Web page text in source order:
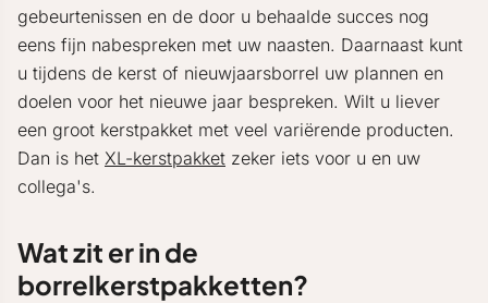
gebeurtenissen en de door u behaalde succes nog
eens fijn nabespreken met uw naasten. Daarnaast kunt
u tijdens de kerst of nieuwjaarsborrel uw plannen en
doelen voor het nieuwe jaar bespreken. Wilt u liever
een groot kerstpakket met veel variërende producten.
Dan is het XL-kerstpakket zeker iets voor u en uw
collega's.
Wat zit er in de
borrelkerstpakketten?